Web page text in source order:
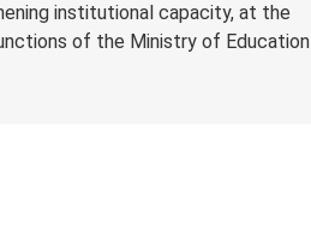
institutional capacity, at the
of the Ministry of Education